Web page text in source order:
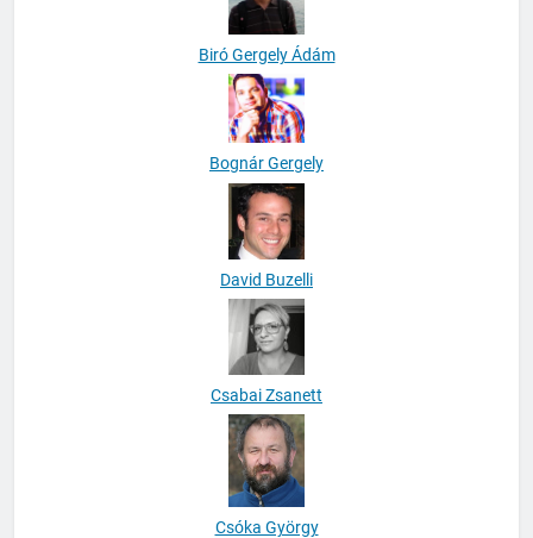
Biró Gergely Ádám
Bognár Gergely
David Buzelli
Csabai Zsanett